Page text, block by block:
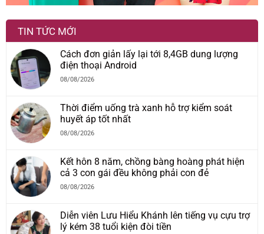
TIN TỨC MỚI
Cách đơn giản lấy lại tới 8,4GB dung lượng
điện thoại Android
08/08/2026
Thời điểm uống trà xanh hỗ trợ kiểm soát
huyết áp tốt nhất
08/08/2026
Kết hôn 8 năm, chồng bàng hoàng phát hiện
cả 3 con gái đều không phải con đẻ
08/08/2026
Diễn viên Lưu Hiểu Khánh lên tiếng vụ cựu trợ
lý kém 38 tuổi kiện đòi tiền